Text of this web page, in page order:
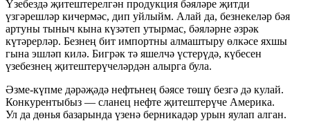
Үзебездә җитештерелгән продукция бәяләре җитди
үзгәрешләр кичермәс, дип уйлыйм. Алай да, безнекеләр бәя
артуны тыныч кына күзәтеп утырмас, бәяләрне әзрәк
күтәрерләр. Безнең бит импортны алмаштыру өлкәсе яхшы
гына эшләп килә. Бигрәк тә яшелчә үстерүдә, күбесен
үзебезнең җитештерүчеләрдән алырга була.
Әзме-күпме дәрәҗәдә нефтьнең бәясе төшү безгә дә кулай.
Конкурентыбыз — сланец нефте җитештерүче Америка.
Ул да дөнья базарында үзенә берникадәр урын яулап алган.